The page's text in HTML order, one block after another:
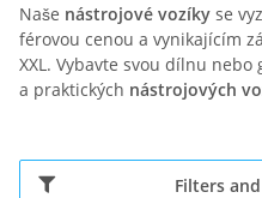
Naše nástrojové vozíky se
férovou cenou a vynikajícím
XXL. Vybavte svou dílnu
a praktických nástrojových
Filters